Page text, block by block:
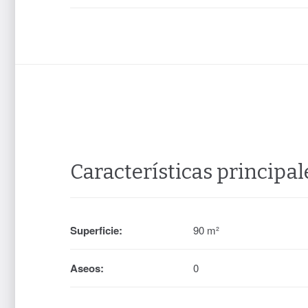
Características
Superficie: 90 m²
Aseos: 0